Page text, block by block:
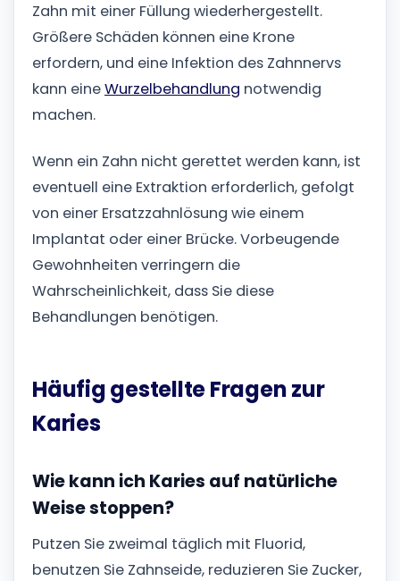
Zahn mit einer Füllung wiederhergestellt.
Größere Schäden können eine Krone
erfordern, und eine Infektion des Zahnnervs
kann eineWurzelbehandlung notwendig
machen.
Wenn ein Zahn nicht gerettet werden kann, ist
eventuell eine Extraktion erforderlich, gefolgt
von einer Ersatzzahnlösung wie einem
Implantat oder einer Brücke. Vorbeugende
Gewohnheiten verringern die
Wahrscheinlichkeit, dass Sie diese
Behandlungen benötigen.
Häufig gestellte Fragen zur
Karies
Wie kann ich Karies auf natürliche
Weise stoppen?
Putzen Sie zweimal täglich mit Fluorid,
benutzen Sie Zahnseide, reduzieren Sie Zucker,